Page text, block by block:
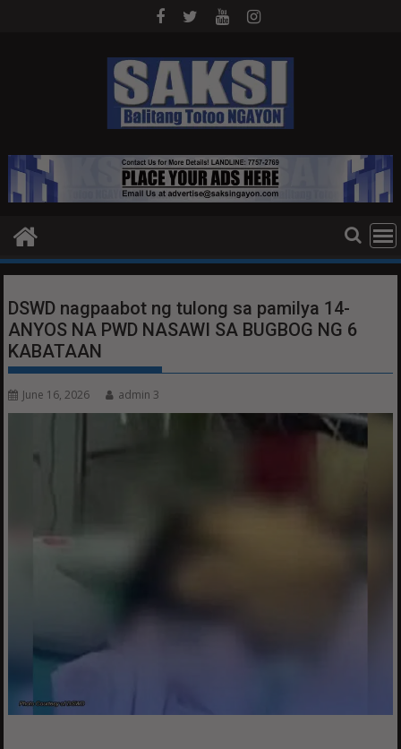
DSWD nagpaabot ng tulong sa pamilya 14-
ANYOS NA PWD NASAWI SA BUGBOG NG 6
KABATAAN
June 16, 2026 admin 3